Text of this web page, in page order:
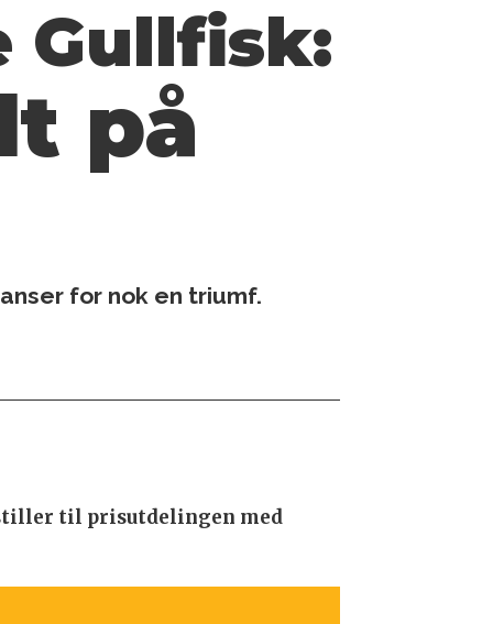
Gullfisk:
på
for nok en triumf.
til prisutdelingen med